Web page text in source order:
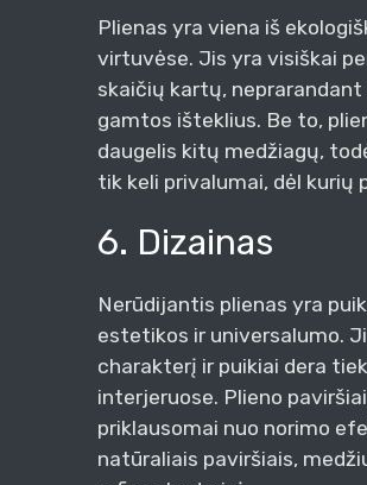
Plienas yra viena iš
virtuvėse. Jis yra visiškai
skaičių kartų,
gamtos išteklius. Be to,
daugelis kitų medžiagų,
tik keli privalumai, dėl kurių
6. Dizainas
Nerūdijantis plienas yra
estetikos ir universalumo.
charakterį ir puikiai dera
interjeruose. Plieno
priklausomai nuo norimo
natūraliais paviršiais,